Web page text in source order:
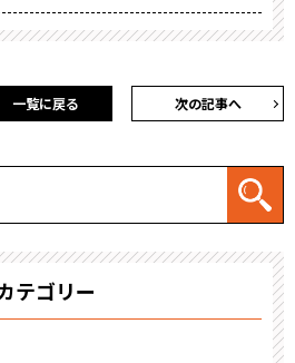
次の記事へ
一覧に戻る
テゴリー